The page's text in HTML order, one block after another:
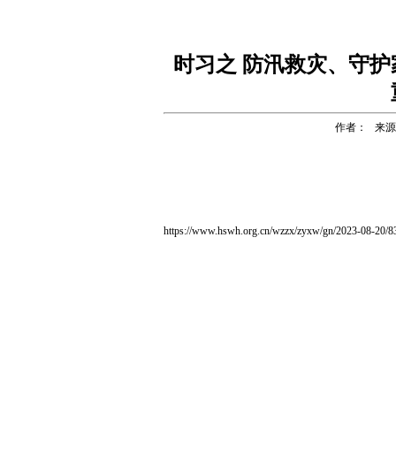
时习之 防汛救灾、守
作者： 来
https://www.hswh.org.cn/wzzx/zyxw/gn/2023-08-20/